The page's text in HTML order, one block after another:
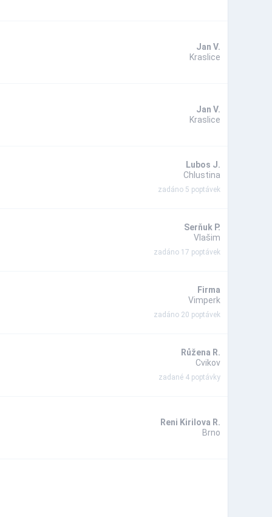
Jan V.
Kraslice
Jan V.
Kraslice
Lubos J.
Chlustina
zadáno 5 poptávek
Serňuk P.
Vlašim
zadáno 17 poptávek
Firma
Vimperk
zadáno 20 poptávek
Růžena R.
Cvikov
zadané 4 poptávky
Reni Kirilova R.
Brno